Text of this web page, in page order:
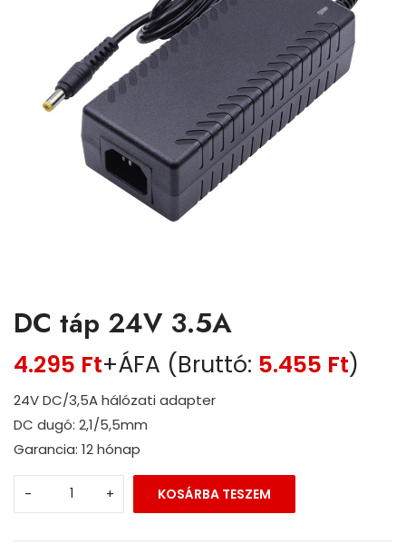
DC táp 24V 3.5A
4.295 Ft+ÁFA (Bruttó: 5.455 Ft)
24V DC/3,5A hálózati adapter
DC dugó: 2,1/5,5mm
Garancia: 12 hónap
- + KOSÁRBA TESZEM